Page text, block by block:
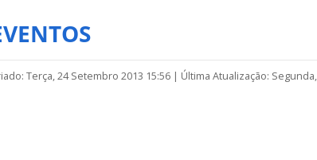
Terça, 24 Setembro 2013 15:56 | Última Atualização: